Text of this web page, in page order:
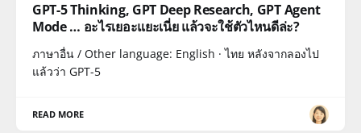
GPT-5 Thinking, GPT Deep Research, GPT Agent
Mode … อะไรเยอะแยะเนี่ย แล้วจะใช้ตัวไหนดีล่ะ?
ภาษาอื่น / Other language: English · ไทย หลังจากลองไป
แล้วว่า GPT-5
READ MORE